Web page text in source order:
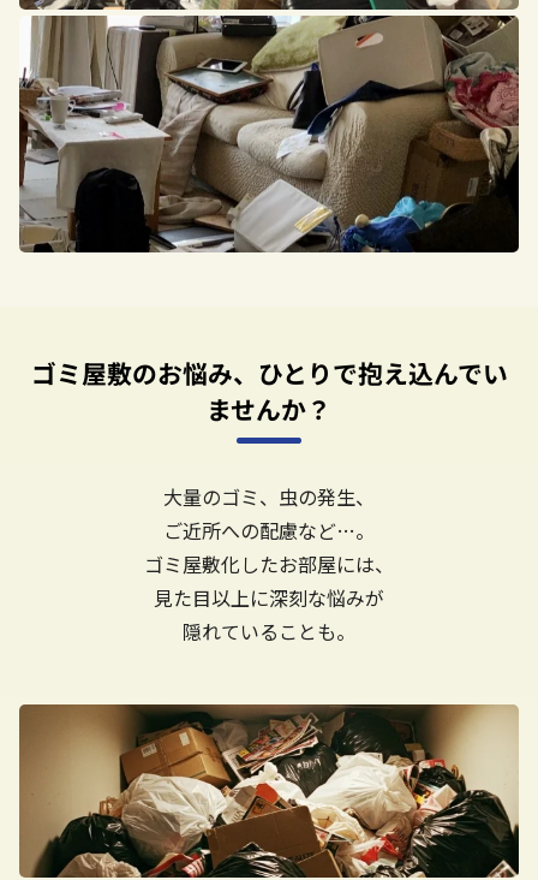
ゴミ屋敷のお悩み、ひとりで抱え込んでい
ませんか？
大量のゴミ、虫の発生、
ご近所への配慮など…。
ゴミ屋敷化したお部屋には、
見た目以上に深刻な悩みが
隠れていることも。